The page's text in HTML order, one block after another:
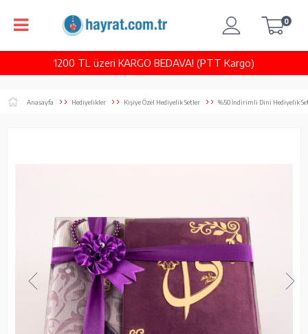
1200 TL üzeri KARGO BEDAVA! (PTT Kargo)
0
Anasayfa Hediyelikler Kişiye Özel Hediyelik Setler %50 İndirimli Dini Hediyelik